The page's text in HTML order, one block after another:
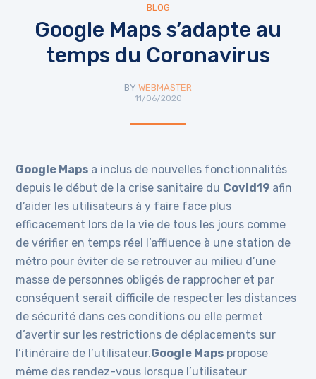
BLOG
Google Maps s’adapte au
temps du Coronavirus
BY WEBMASTER
11/06/2020
Google Maps a inclus de nouvelles fonctionnalités
depuis le début de la crise sanitaire du Covid19 afin
d’aider les utilisateurs à y faire face plus
efficacement lors de la vie de tous les jours comme
de vérifier en temps réel l’affluence à une station de
métro pour éviter de se retrouver au milieu d’une
masse de personnes obligés de rapprocher et par
conséquent serait difficile de respecter les distances
de sécurité dans ces conditions ou elle permet
d’avertir sur les restrictions de déplacements sur
l’itinéraire de l’utilisateur.Google Maps propose
même des rendez-vous lorsque l’utilisateur